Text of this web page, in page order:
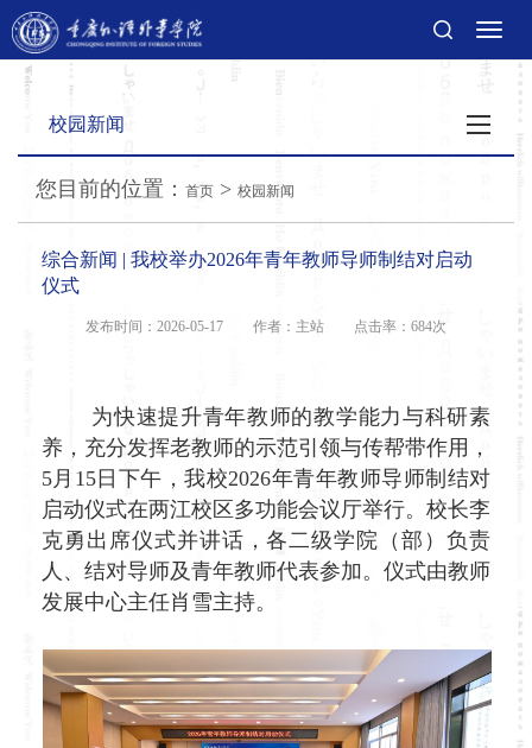
切
换
校园新闻
您目前的位置： 首页 > 校园新闻
综合新闻 | 我校举办2026年青年教师导师制结对启动
仪式
发布时间：2026-05-17 作者：主站 点击率： 684次
为快速提升青年教师的教学能力与科研素
养，充分发挥老教师的示范引领与传帮带作用，
5月15日下午，我校2026年青年教师导师制结对
启动仪式在两江校区多功能会议厅举行。校长李
克勇出席仪式并讲话，各二级学院（部）负责
人、结对导师及青年教师代表参加。仪式由教师
发展中心主任肖雪主持。